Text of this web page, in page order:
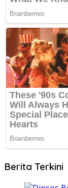
Berita Terkini